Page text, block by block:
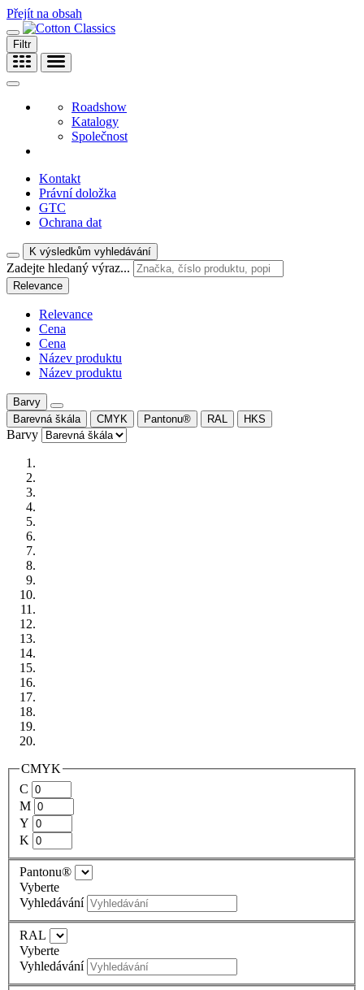
Přejít na obsah
Filtr
Roadshow
Katalogy
Společnost
Kontakt
Právní doložka
GTC
Ochrana dat
K výsledkům vyhledávání
Zadejte hledaný výraz...
Relevance
Relevance
Cena
Cena
Název produktu
Název produktu
Barvy
Barevná škála
CMYK Pantonu® RAL HKS
Barvy
CMYK
C
M
Y
K
Pantonu®
Vyberte
Vyhledávání
RAL
Vyberte
Vyhledávání